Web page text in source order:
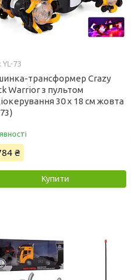
YL-73
трансформер Crazy
Warrior з пультом
30 х 18 см жовта
₴
Купити